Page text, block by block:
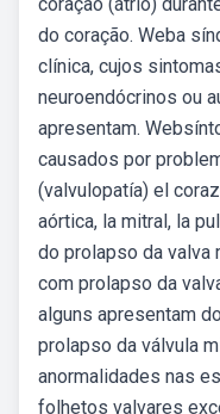
do coração. Weba
clínica, cujos
neuroendócrinos ou
apresentam.
causados por
(valvulopatía) el
aórtica, la mitral, la
do prolapso da valva
com prolapso da
alguns apresentam
prolapso da válvula
anormalidades nas
folhetos valvares